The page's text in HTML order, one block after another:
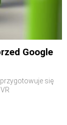
Google
się